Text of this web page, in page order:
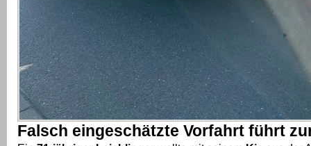
Falsch eingeschätzte Vorfahrt führt